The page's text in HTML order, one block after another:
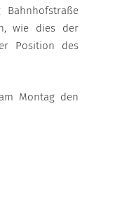
wie dies der
Position des
Montag den